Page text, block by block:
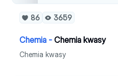
86 3659
Chemia - Chemia kwasy
Chemia kwasy